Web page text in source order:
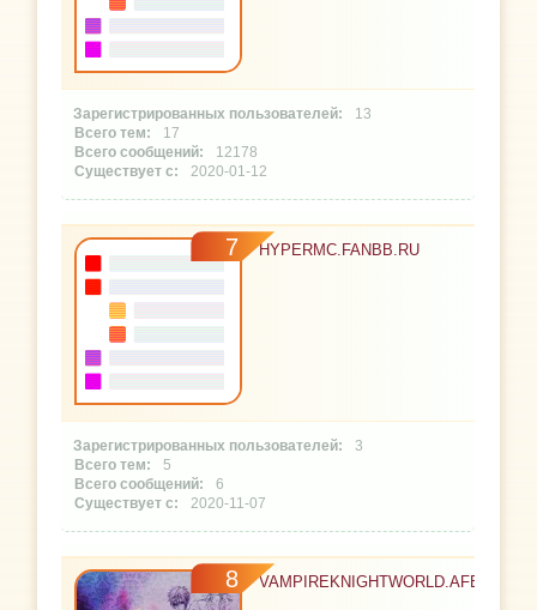
13
17
12178
2020-01-12
7 HYPERMC.FANBB.RU
3
5
6
2020-11-07
8 VAMPIREKNIGHTWORLD.AFBB.RU